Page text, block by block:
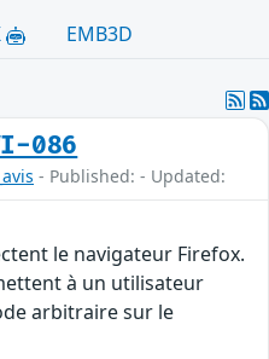
EMB3D
086
- Published: - Updated:
le navigateur Firefox.
à un utilisateur
arbitraire sur le